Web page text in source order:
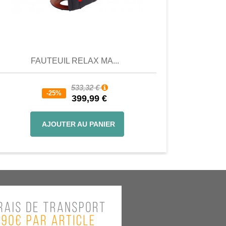
FAUTEUIL RELAX MA...
-25%
533,32 €
399,99 €
AJOUTER AU PANIER